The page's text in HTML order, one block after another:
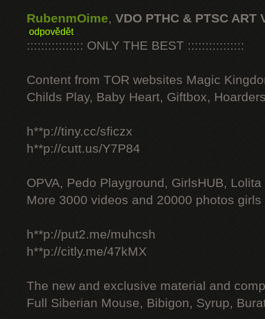
RubenmOime, VDO PTHC & PTSC ART
odpovědět
:::::::::::::::: ONLY THE BEST ::::::::::::::::
Content from TOR websites Magic
Childs Play, Baby Heart, Giftbox,
h**p://tiny.cc/sficzx
h**p://cutt.us/Y7P84
OPVA, Pedo Playground, GirlsHUB, Lolita
More 3000 videos and 20000 photos
h**p://put2.me/muhcsh
h**p://citly.me/47kMX
The new and exclusive material and
Full Siberian Mouse, Bibigon, Syrup,